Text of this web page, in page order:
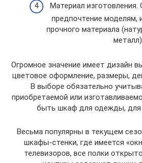
Материал
предпочтение моделям,
прочного материала
Огромное значение имеет дизайн
цветовое оформление, размеры,
В выборе обязательно
приобретаемой или
быть шкаф для одежды, для
Весьма популярны в текущем
шкафы-стенки, где имеется
телевизоров, все полки